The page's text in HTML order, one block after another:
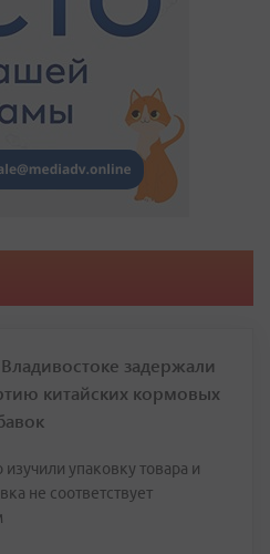
задержали
китайских кормовых
упаковку товара и
не соответствует